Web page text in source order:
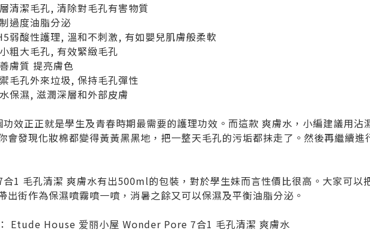
清潔毛孔, 清除對毛孔有害物質
過度油脂分泌
弱酸性護理, 溫和不刺激, 有如嬰兒肌膚般柔軟
粗大毛孔, 有效緊緻毛孔
膚質 提亮膚色
毛孔外來垃圾, 保持毛孔彈性
保濕, 滋潤深層和外部皮膚
功效正正就是學生及青春時期最需要的護理功效。而這款 爽膚水，小編建議用沾
會發現化妝棉都變得黃黃黑黑地，把一整天毛孔的污垢都抹走了。然後再繼續
合1 毛孔清潔 爽膚水有出500ml的包裝，對於學生妹而言性價比很高。大家可以
出街作為保濕噴霧噴一噴，消暑之餘又可以保濕及平衡油脂分泌。
Etude House 爱丽小屋 Wonder Pore 7合1 毛孔清潔 爽膚水